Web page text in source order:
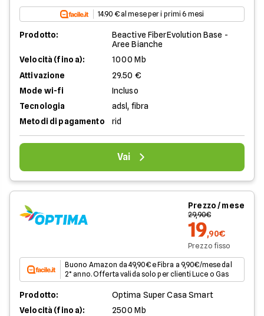
14.90 € al mese per i primi 6 mesi
Prodotto:
Beactive FiberEvolution Base -
Aree Bianche
Velocità (fino a):
1000 Mb
Attivazione
29.50 €
Mode wi-fi
Incluso
Tecnologia
adsl, fibra
Metodi di pagamento
rid
Vai
Prezzo / mese
29,90€
19,90€
Prezzo fisso
Buono Amazon da 49,90€ e Fibra a 9,90€/mese dal
2° anno. Offerta valida solo per clienti Luce o Gas
Prodotto:
Optima Super Casa Smart
Velocità (fino a):
2500 Mb